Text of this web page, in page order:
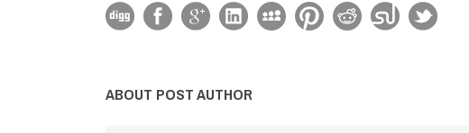
ABOUT POST AUTHOR